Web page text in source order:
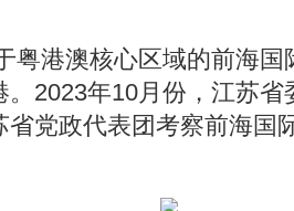
粤港澳核心区域的前海
。 2023年10月份，江苏
省党政代表团考察前海国